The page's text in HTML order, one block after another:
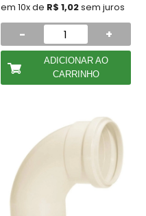
em 10x de R$ 1,02sem juros
- +
ADICIONAR AO
CARRINHO